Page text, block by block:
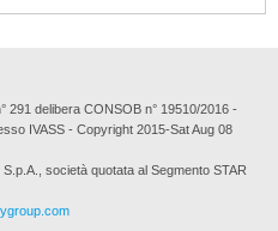
291 delibera CONSOB n° 19510/2016 -
IVASS - Copyright 2015-Sat Aug 08
società quotata al Segmento STAR